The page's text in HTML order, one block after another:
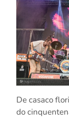
De casaco
do